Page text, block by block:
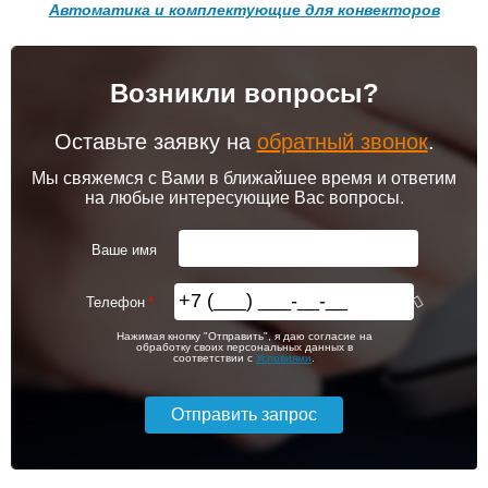
itermic Конвектор
ITT.190.400.3600
103 826
Подробнее
itermic Конвектор
102 256
Подробнее Подробнее
внутрипольный
ITTBZ.190.400.4900
itermic Конвектор
внутрипольный
ITTBZ.190.400.3100
Комплект подключения
ITFS
5 150
Модуль-адаптер itermic
6 200
Автоматика и комплектующие для конвекторов
Возникли вопросы?
Оставьте заявку на обратный звонок.
Мы свяжемся с Вами в ближайшее время и ответим
на любые интересующие Вас вопросы.
Ваше имя
Телефон
Нажимая кнопку "Отправить", я даю согласие на
обработку своих персональных данных в
соответствии с Условиями